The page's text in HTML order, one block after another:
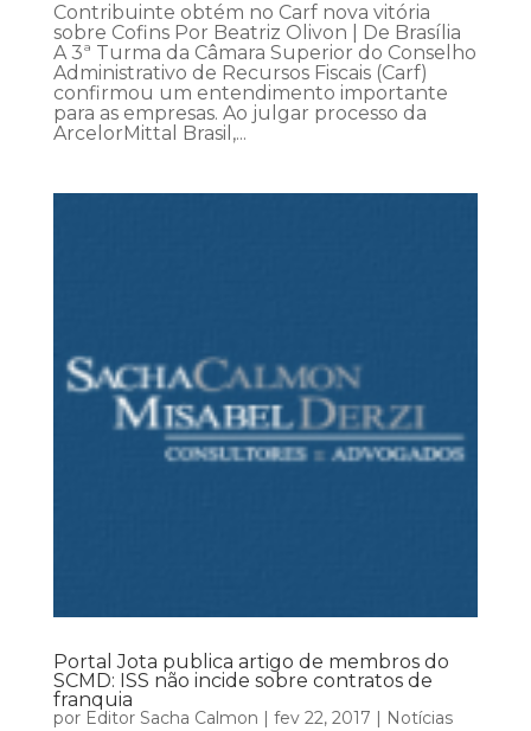
Contribuinte obtém no Carf nova vitória
sobre Cofins Por Beatriz Olivon | De Brasília
A 3ª Turma da Câmara Superior do Conselho
Administrativo de Recursos Fiscais (Carf)
confirmou um entendimento importante
para as empresas. Ao julgar processo da
ArcelorMittal Brasil,...
Portal Jota publica artigo de membros do
SCMD: ISS não incide sobre contratos de
franquia
por Editor Sacha Calmon fev 22, 2017 Notícias